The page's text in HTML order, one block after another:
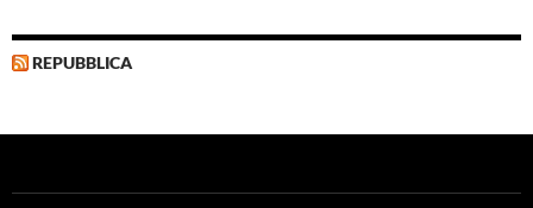
REPUBBLICA